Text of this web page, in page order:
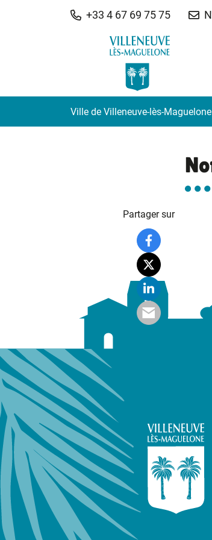
+33 4 67 69 75 75
Ville de Villeneuve-lès-Maguelone
Partager sur